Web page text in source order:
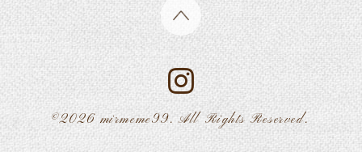
©2026mirmeme99. All Rights Reserved.